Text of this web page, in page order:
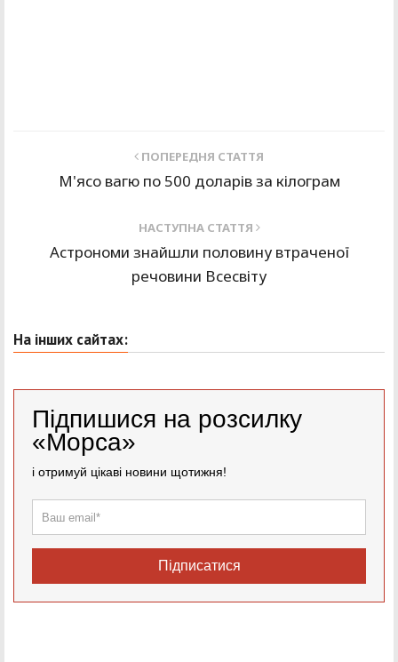
ПОПЕРЕДНЯ СТАТТЯ
М'ясо вагю по 500 доларів за кілограм
НАСТУПНА СТАТТЯ
Астрономи знайшли половину втраченої
речовини Всесвіту
На інших сайтах:
Підпишися на розсилку
«Морса»
і отримуй цікаві новини щотижня!
Підписатися